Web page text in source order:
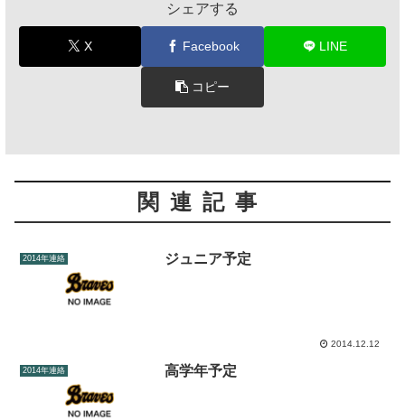
シェアする
X Facebook LINE
コピー
関連記事
2014年連絡 ジュニア予定
2014.12.12
2014年連絡 高学年予定